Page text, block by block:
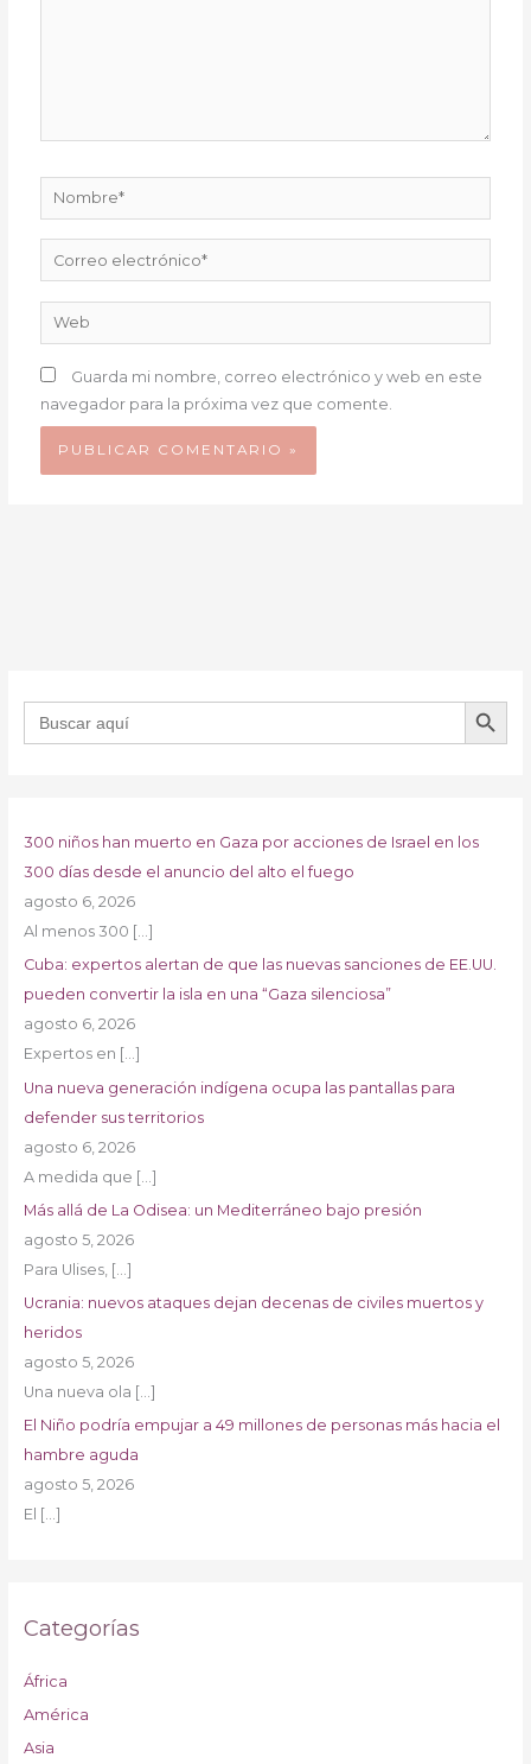
Nombre*
Correo
electrónico*
Web
Guarda mi nombre, correo electrónico y web en este
navegador para la próxima vez que comente.
Buscar: BOTÓN DE
300 niños han muerto en Gaza por acciones de Israel en los
300 días desde el anuncio del alto el fuego
agosto 6, 2026
Al menos 300 […]
Cuba: expertos alertan de que las nuevas sanciones de EE.UU.
pueden convertir la isla en una “Gaza silenciosa”
agosto 6, 2026
Expertos en […]
Una nueva generación indígena ocupa las pantallas para
defender sus territorios
agosto 6, 2026
A medida que […]
Más allá de La Odisea: un Mediterráneo bajo presión
agosto 5, 2026
Para Ulises, […]
Ucrania: nuevos ataques dejan decenas de civiles muertos y
heridos
agosto 5, 2026
Una nueva ola […]
El Niño podría empujar a 49 millones de personas más hacia el
hambre aguda
agosto 5, 2026
El […]
Categorías
África
América
Asia